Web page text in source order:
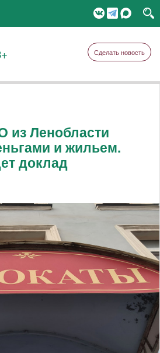
Сделать новость
из Ленобласти
и жильем.
доклад